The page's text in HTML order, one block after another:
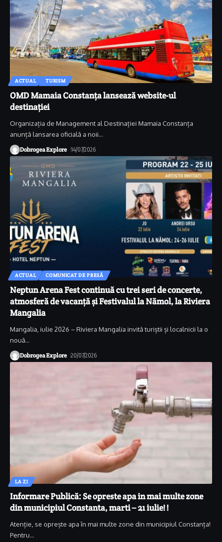
ACTUAL TURISM
OMD Mamaia Constanța lansează website-ul
destinației
Organizația de Management al Destinației Mamaia Constanța
anunță lansarea oficială a noii…
Dobrogea Explore 14/07/2026
ACTUAL COMUNICAT DE PRESĂ
Neptun Arena Fest continuă cu trei seri de concerte,
atmosferă de vacanță și Festivalul la Nămol, la Riviera
Mangalia
Mangalia, iulie 2026 – Riviera Mangalia invită turiștii și localnicii la o
nouă…
Dobrogea Explore 20/07/2026
LA ZI
Informare Publică: Se opreste apa in mai multe zone
din municipiul Constanta, marti – 21 iulie! !
Atenție, se oprește apa în mai multe zone din municipiul Constanța!
Pentru…